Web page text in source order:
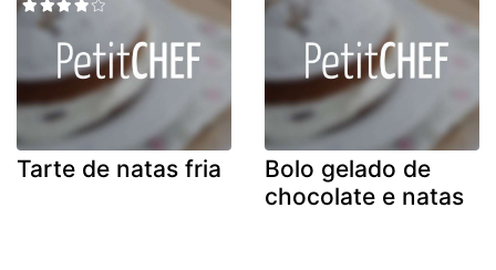
Tarte de natas fria
Bolo gelado de
chocolate e natas